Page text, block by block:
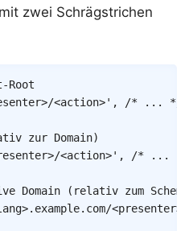
zwei Schrägstrichen
Root
<action>' , /* ... */
zur Domain)
<action>' , /* ... */
Domain (relativ zum